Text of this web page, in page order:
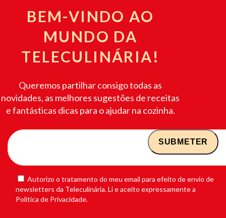
BEM-VINDO AO
MUNDO DA
TELECULINÁRIA!
Queremos partilhar consigo todas as
novidades, as melhores sugestões de receitas
e fantásticas dicas para o ajudar na cozinha.
Autorizo o tratamento do meu email para efeito de envio de
newsletters da Teleculinária. Li e aceito expressamente a
Política de Privacidade.